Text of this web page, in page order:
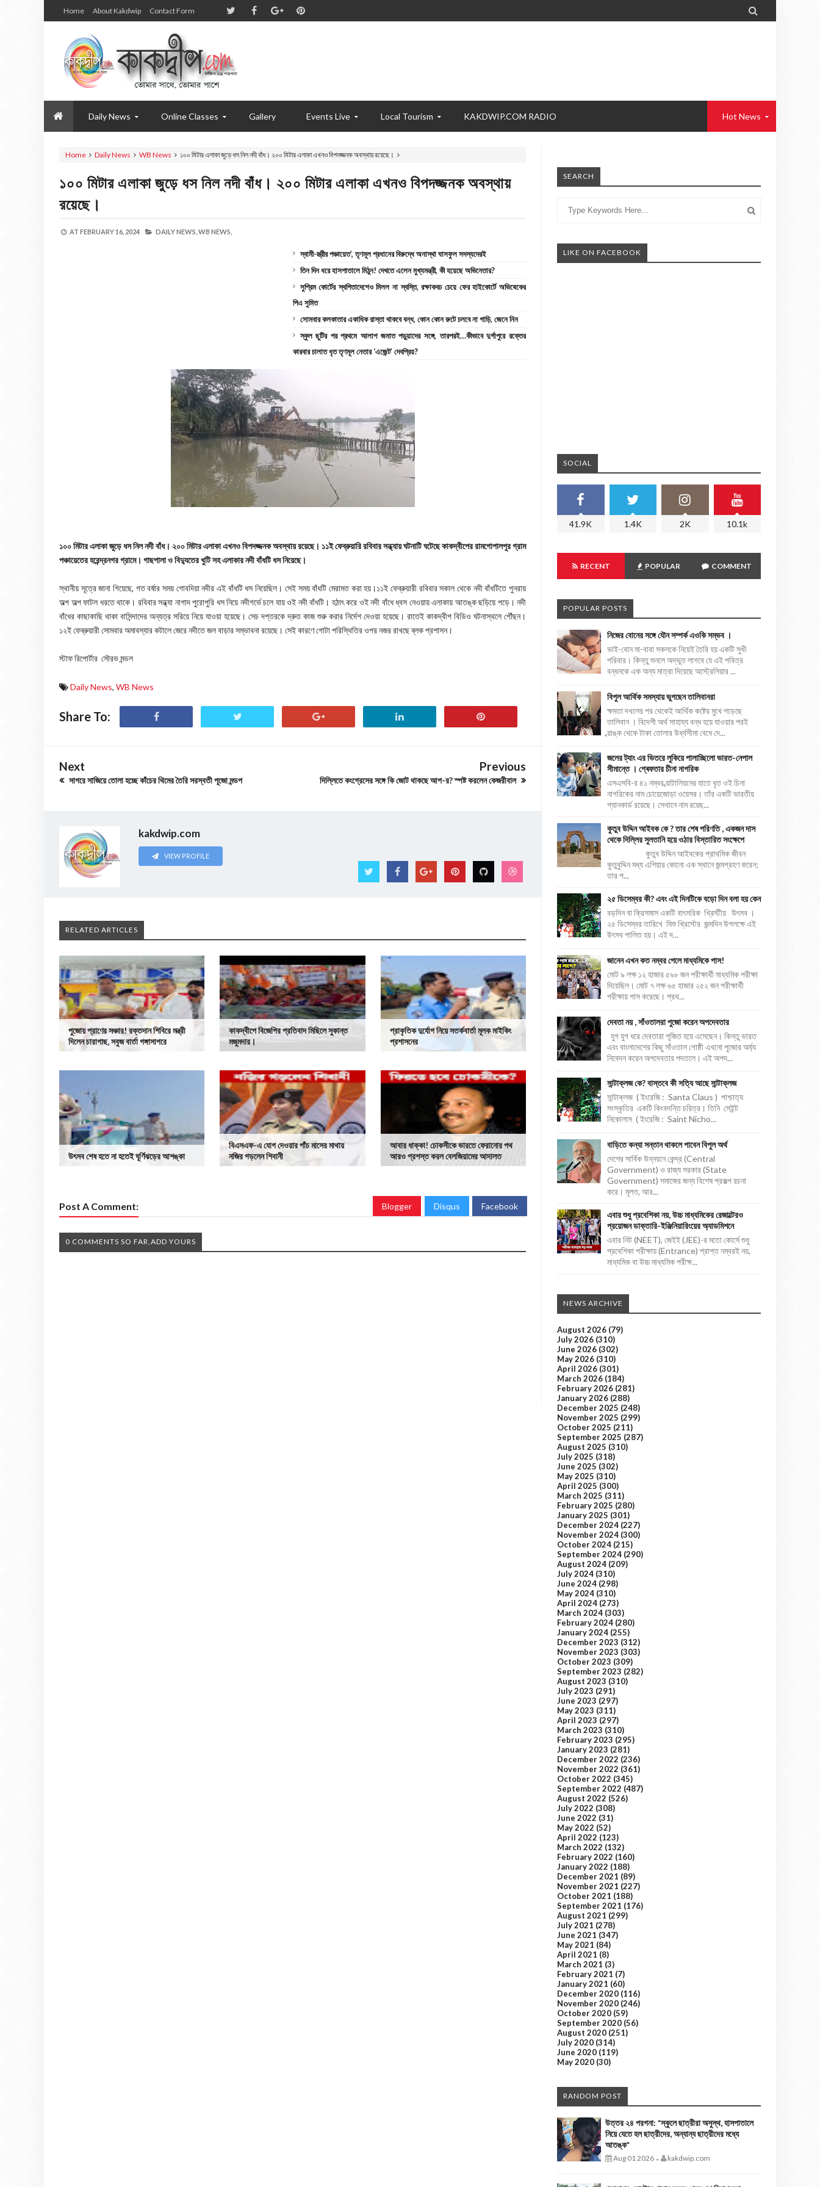
Home About Kakdwip Contact Form 
Daily News Online Classes Gallery Events Live Local Tourism KAKDWIP.COM RADIO Hot News
Home Daily News WB News ১০০ মিটার এলাকা জুড়ে ধস নিল নদী বাঁধ। ২০০ মিটার এলাকা এখনও বিপদজ্জনক অবস্থায় রয়েছে।
১০০ মিটার এলাকা জুড়ে ধস নিল নদী বাঁধ। ২০০ মিটার এলাকা এখনও বিপদজ্জনক অবস্থায়
রয়েছে।
AT FEBRUARY 16, 2024 DAILY NEWS, WB NEWS,
স্বামী-স্ত্রীর পঞ্চায়েত’, তৃণমূল প্রধানের বিরুদ্ধে অনাস্থা ঘাসফুল সদস্যদেরই
তিন দিন ধরে হাসপাতালে মিঠুন! দেখতে এলেন মুখ্যমন্ত্রী, কী হয়েছে অভিনেতার?
সুপ্রিম কোর্টের স্থগিতাদেশেও মিলল না স্বস্তি, রক্ষাকবচ চেয়ে ফের হাইকোর্টে অভিষেকের
পিএ সুমিত
সোমবার কলকাতার একাধিক রাস্তা থাকবে বন্ধ, কোন কোন রুটে চলবে না গাড়ি, জেনে নিন
স্কুল ছুটির পর প্রথমে আলাপ জমাত পড়ুয়াদের সঙ্গে, তারপরই…কীভাবে দুর্গাপুরে রক্তের
কারবার চালাত ধৃত তৃণমূল নেতার ‘এজেন্ট’ দেবপ্রিয়?
১০০ মিটার এলাকা জুড়ে ধস নিল নদী বাঁধ। ২০০ মিটার এলাকা এখনও বিপদজ্জনক অবস্থায় রয়েছে। ১১ই ফেব্রুয়ারি রবিবার সন্ধ্যায় ঘটনাটি ঘটেছে কাকদ্বীপের রামগোপালপুর গ্রাম
পঞ্চায়েতের হরেন্দ্রনগর গ্রামে। গাছপালা ও বিদ্যুতের খুটি সহ এলাকার নদী বাঁধটি ধস নিয়েছে।
স্থানীয় সূত্রে জানা গিয়েছে, গত বর্ষার সময় গোবদিয়া নদীর এই বাঁধটি ধস নিয়েছিল। সেই সময় বাঁধটি মেরামত করা হয়।১১ই ফেব্রুয়ারী রবিবার সকাল থেকে নদী বাঁধটিতে পুনরায়
অল্প অল্প ফাটল ধরতে থাকে। রবিবার সন্ধ্যা নাগাদ পুরোপুরি ধস নিয়ে নদীগর্ভে চলে যায় ওই নদী বাঁধটি। হঠাৎ করে ওই নদী বাঁধে ধ্বস নেওয়ায় এলাকায় আতঙ্ক ছড়িয়ে পড়ে। নদী
বাঁধের কাছাকাছি থাকা বাসিন্দাদের অন্যত্র সরিয়ে নিয়ে যাওয়া হয়েছে। সেচ দপ্তরকে দ্রুত কাজ শুরু করার নির্দেশ দেওয়া হয়েছে। রাতেই কাকদ্বীপ বিডিও ঘটনাস্থলে পৌঁছন।
১২ই ফেব্রুয়ারী সোমবার অমাবস্যার কটালে জেরে নদীতে জল বাড়ার সম্ভাবনা রয়েছে। সেই কারণে গোটা পরিস্থিতির ওপর নজর রাখছে ব্লক প্রশাসন।
স্টাফ রিপোর্টার সৌরভ মন্ডল
Daily News, WB News
Share To:
Next
সাগরে সাজিয়ে তোলা হচ্ছে কাঁচের থিমের তৈরি সরস্বতী পূজো মন্ডপ
Previous
দিল্লিতে কংগ্রেসের সঙ্গে কি জোট থাকছে আপ-র? স্পষ্ট করলেন কেজরীবাল
kakdwip.com
VIEW PROFILE
RELATED ARTICLES
পুজোয় প্রাণের সঞ্চার! রক্তদান শিবিরে মন্ত্রী
দিলেন চারাগাছ, সবুজ বার্তা গঙ্গাসাগরে
কাকদ্বীপে বিজেপির প্রতিবাদ মিছিলে সুকান্ত
মজুমদার।
প্রাকৃতিক দুর্যোগ নিয়ে সতর্কবার্তা মূলক মাইকিং
প্রশাসনের
উৎসব শেষ হতে না হতেই ঘূর্ণিঝড়ের আশঙ্কা
বিএসএফ-এ যোগ দেওয়ার পাঁচ মাসের মাথায়
নজির গড়লেন শিবানী
আবার ধাক্কা! চোকসীকে ভারতে ফেরানোর পথ
আরও প্রশস্ত করল বেলজিয়ামের আদালত
Post A Comment: Blogger Disqus Facebook
0 COMMENTS SO FAR,ADD YOURS
SEARCH
LIKE ON FACEBOOK
SOCIAL
41.9K 1.4K 2K 10.1k
RECENT POPULAR COMMENT
POPULAR POSTS
নিজের বোনের সঙ্গে যৌন সম্পর্ক এওকি সম্ভব ।
ভাই-বোন মা-বাবা সকলকে নিয়েই তৈরি হয় একটি সুখী
পরিবার। কিন্তু শুনলে অদ্ভুত লাগবে যে এই পবিত্র
বন্ধনকে এক অন্য মাত্রা দিয়েছে অস্ট্রেলিয়ার ...
বিপুল আর্থিক সমস্যায় ভুগছেন তালিবানরা
ক্ষমতা দখলের পর থেকেই আর্থিক কষ্টের মুখে পড়েছে
তালিবান । বিদেশী অর্থ সাহায্য বন্ধ হয়ে যাওয়ার পরই
ব্য়াঙ্ক থেকে টাকা তোলার উর্ধ্বসীমা বেধে দে...
জলের ট্যাং এর ভিতরে লুকিয়ে পালাচ্ছিলো ভারত-নেপাল
সীমান্তে । গ্ৰেফতার চীনা নাগরিক
এসএসবি-র ৪১ নম্বর ব্য়াটালিয়নের হাতে ধৃত ওই চিনা
নাগরিকের নাম চোয়েজোড়া ওয়েসর। তাঁর একটি ভারতীয়
প্যানকার্ড রয়েছে। সেখানে নাম রয়েছ...
কুতুব উদ্দিন আইবক কে ? তার শেষ পরিণতি , একজন দাস
থেকে দিল্লির সুলতানি হয়ে ওঠার বিস্তারিত সংক্ষেপে
কুতুব উদ্দিন আইবকের প্রাথমিক জীবন
কুতুবুদ্দিন মধ্য এশিয়ার কোনো এক স্থানে জন্মগ্রহণ করেন;
তার প...
২৫ ডিসেম্বর কী? এবং এই দিনটিকে বড়ো দিন বলা হয় কেন
বড়দিন বা ক্রিসমাস একটি বাৎসরিক খ্রিস্টীয় উৎসব ।
২৫ ডিসেম্বর তারিখে যিশু খ্রিস্টের জন্মদিন উপলক্ষে এই
উৎসব পালিত হয়। এই দ...
জানেন এখন কত নম্বর পেলে মাধ্যমিকে পাস!
মোট ৯ লক্ষ ১২ হাজার ৫৯৮ জন পরীক্ষার্থী মাধ্যমিক পরীক্ষা
দিয়েছিল। মোট ৭ লক্ষ ৬৫ হাজার ২৫২ জন পরীক্ষার্থী
পরীক্ষায় পাস করেছে। প্রথ...
দেবতা নয় , সাঁওতালরা পুজো করেন অপদেবতার
যুগ যুগ ধরে দেবতারা পূজিত হয়ে এসেছেন। কিন্তু ভারত
এবং বাংলাদেশের কিছু সাঁওতাল গোষ্ঠী এখনো পুজোর অর্ঘ্য
নিবেদন করেন অপদেবতার পদতলে। এই অপদ...
সান্টাক্লজ কে? বাস্তবে কী সত্যি আছে সান্টাক্লজ
সান্টাক্লজ ( ইংরেজি : Santa Claus ) পাশ্চাত্য
সংস্কৃতির একটি কিংবদন্তি চরিত্র। তিনি সেইন্ট
নিকোলাস ( ইংরেজি : Saint Nicho...
বাড়িতে কন্যা সন্তান থাকলে পাবেন বিপুল অর্থ
দেশের সার্বিক উন্নয়নে কেন্দ্র (Central
Government) ও রাজ্য সরকার (State
Government) সমাজের জন্য বিশেষ প্রকল্প রচনা
করে। মূলত, আর...
এবার শুধু প্রবেশিকা নয়, উচ্চ মাধ্যমিকের রেজাল্টেরও
প্রয়োজন ডাক্তারি-ইঞ্জিনিয়ারিংয়ের অ্যাডমিশনে
এবার নিট (NEET), জেইই (JEE)-র মতো কোর্সে শুধু
প্রবেশিকা পরীক্ষায় (Entrance) প্রাপ্ত নম্বরই নয়,
মাধ্যমিক বা উচ্চ মাধ্যমিক পরীক্ষ...
NEWS ARCHIVE
August 2026 (79)
July 2026 (310)
June 2026 (302)
May 2026 (310)
April 2026 (301)
March 2026 (184)
February 2026 (281)
January 2026 (288)
December 2025 (248)
November 2025 (299)
October 2025 (211)
September 2025 (287)
August 2025 (310)
July 2025 (318)
June 2025 (302)
May 2025 (310)
April 2025 (300)
March 2025 (311)
February 2025 (280)
January 2025 (301)
December 2024 (227)
November 2024 (300)
October 2024 (215)
September 2024 (290)
August 2024 (209)
July 2024 (310)
June 2024 (298)
May 2024 (310)
April 2024 (273)
March 2024 (303)
February 2024 (280)
January 2024 (255)
December 2023 (312)
November 2023 (303)
October 2023 (309)
September 2023 (282)
August 2023 (310)
July 2023 (291)
June 2023 (297)
May 2023 (311)
April 2023 (297)
March 2023 (310)
February 2023 (295)
January 2023 (281)
December 2022 (236)
November 2022 (361)
October 2022 (345)
September 2022 (487)
August 2022 (526)
July 2022 (308)
June 2022 (31)
May 2022 (52)
April 2022 (123)
March 2022 (132)
February 2022 (160)
January 2022 (188)
December 2021 (89)
November 2021 (227)
October 2021 (188)
September 2021 (176)
August 2021 (299)
July 2021 (278)
June 2021 (347)
May 2021 (84)
April 2021 (8)
March 2021 (3)
February 2021 (7)
January 2021 (60)
December 2020 (116)
November 2020 (246)
October 2020 (59)
September 2020 (56)
August 2020 (251)
July 2020 (314)
June 2020 (119)
May 2020 (30)
RANDOM POST
উত্তর ২৪ পরগনা: *স্কুলে ছাত্রীরা অসুস্থ, হাসপাতালে
নিয়ে যেতে হল ছাত্রীদের, অন্যান্য ছাত্রীদের মধ্যে
আতঙ্ক*
Aug 01 2026 - kakdwip.com